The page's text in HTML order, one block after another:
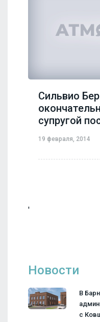
Сильвио
супругой
19 февраля, 2014
'
Новости
В
с